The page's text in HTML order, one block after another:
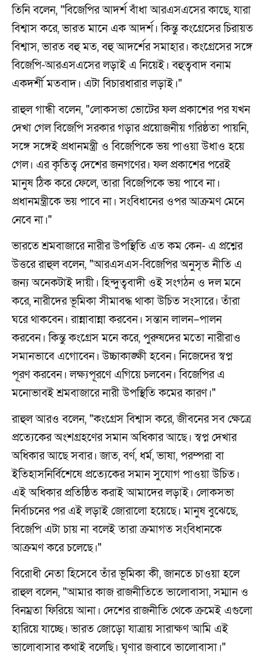
তিনি বলেন, "বিজেপির আদর্শ বাঁধা আরএসএসের কাছে, যারা
বিশ্বাস করে, ভারত মানে এক আদর্শ। কিন্তু কংগ্রেসের চিরায়ত
বিশ্বাস, ভারত বহু মত, বহু আদর্শের সমাহার। কংগ্রেসের সঙ্গে
বিজেপি-আরএসএসের লড়াই এ নিয়েই। বহুত্ববাদ বনাম
একদর্শী মতবাদ। এটা বিচারধারার লড়াই।"
রাহুল গান্ধী বলেন, "লোকসভা ভোটের ফল প্রকাশের পর যখন
দেখা গেল বিজেপি সরকার গড়ার প্রয়োজনীয় গরিষ্ঠতা পায়নি,
সঙ্গে সঙ্গেই প্রধানমন্ত্রী ও বিজেপিকে ভয় পাওয়া উধাও হয়ে
গেল। এর কৃতিত্ব দেশের জনগণের। ফল প্রকাশের পরেই
মানুষ ঠিক করে ফেলে, তারা বিজেপিকে ভয় পাবে না।
প্রধানমন্ত্রীকে ভয় পাবে না। সংবিধানের ওপর আক্রমণ মেনে
নেবে না।"
ভারতে শ্রমবাজারে নারীর উপস্থিতি এত কম কেন- এ প্রশ্নের
উত্তরে রাহুল বলেন, "আরএসএস-বিজেপির অনুসৃত নীতি এ
জন্য অনেকটাই দায়ী। হিন্দুত্ববাদী ওই সংগঠন ও দল মনে
করে, নারীদের ভূমিকা সীমাবদ্ধ থাকা উচিত সংসারে। তাঁরা
ঘরে থাকবেন। রান্নাবান্না করবেন। সন্তান লালন–পালন
করবেন। কিন্তু কংগ্রেস মনে করে, পুরুষদের মতো নারীরাও
সমানভাবে এগোবেন। উচ্চাকাঙ্ক্ষী হবেন। নিজেদের স্বপ্ন
পূরণ করবেন। লক্ষ্যপূরণে এগিয়ে চলবেন। বিজেপির এ
মনোভাবই শ্রমবাজারে নারী উপস্থিতি কমের কারণ।"
রাহুল আরও বলেন, "কংগ্রেস বিশ্বাস করে, জীবনের সব ক্ষেত্রে
প্রত্যেকের অংশগ্রহণের সমান অধিকার আছে। স্বপ্ন দেখার
অধিকার আছে সবার। জাত, বর্ণ, ধর্ম, ভাষা, পরম্পরা বা
ইতিহাসনির্বিশেষে প্রত্যেকের সমান সুযোগ পাওয়া উচিত।
এই অধিকার প্রতিষ্ঠিত করাই আমাদের লড়াই। লোকসভা
নির্বাচনের পর এই লড়াই জোরালো হয়েছে। মানুষ বুঝেছে,
বিজেপি এটা চায় না বলেই তারা ক্রমাগত সংবিধানকে
আক্রমণ করে চলেছে।"
বিরোধী নেতা হিসেবে তাঁর ভূমিকা কী, জানতে চাওয়া হলে
রাহুল বলেন, "আমার কাজ রাজনীতিতে ভালোবাসা, সম্মান ও
বিনম্রতা ফিরিয়ে আনা। দেশের রাজনীতি থেকে ক্রমেই এগুলো
হারিয়ে যাচ্ছে। ভারত জোড়ো যাত্রায় সারাক্ষণ আমি এই
ভালোবাসার কথাই বলেছি। ঘৃণার জবাবে ভালোবাসা।"